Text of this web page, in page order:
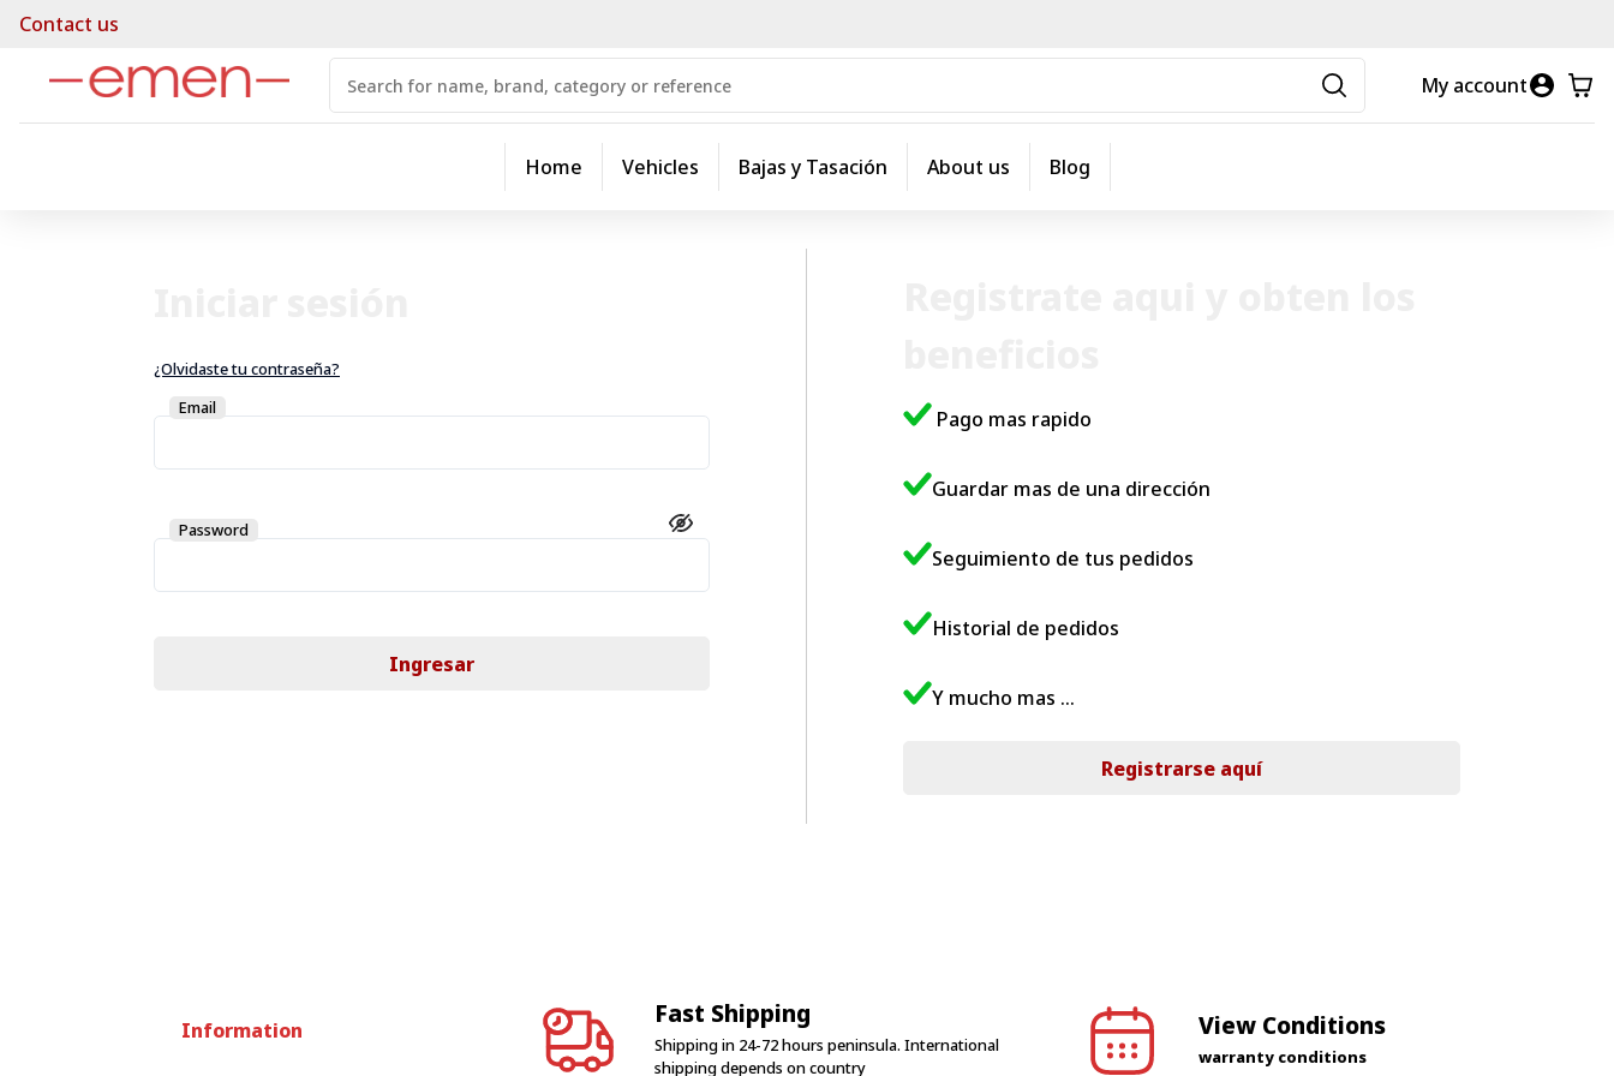
Contact us
My account
Home Vehicles Bajas y Tasación About us Blog
¿Olvidaste tu contraseña?
Email
Password
Ingresar
Pago mas rapido
Guardar mas de una dirección
Seguimiento de tus pedidos
Historial de pedidos
Y mucho mas ...
Registrarse aquí
Information
Fast Shipping
Shipping in 24-72 hours peninsula. International
shipping depends on country
View Conditions
warranty conditions